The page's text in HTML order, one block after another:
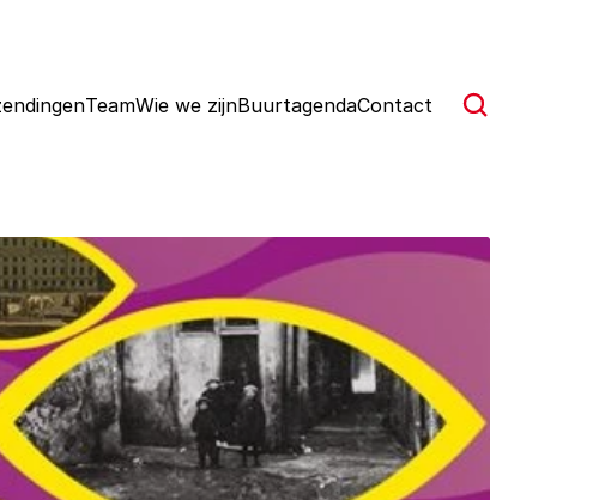
TeamWie we zijnBuurtagendaContact